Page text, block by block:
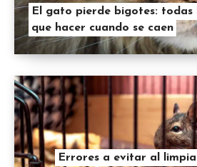
El gato pierde bigotes: todas
que hacer cuando se caen
Errores a evitar al